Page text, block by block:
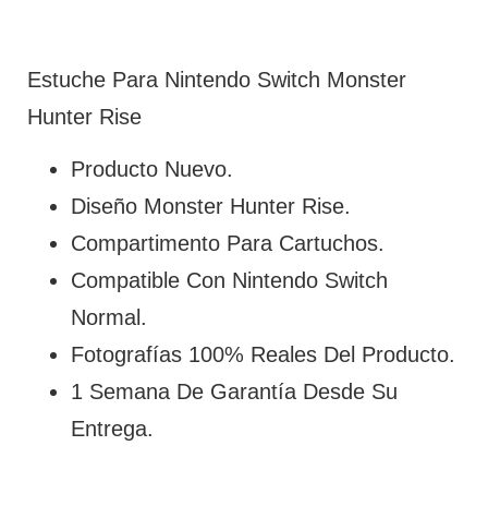
Estuche Para Nintendo Switch Monster
Hunter Rise
Producto Nuevo.
Diseño Monster Hunter Rise.
Compartimento Para Cartuchos.
Compatible Con Nintendo Switch
Normal.
Fotografías 100% Reales Del Producto.
1 Semana De Garantía Desde Su
Entrega.